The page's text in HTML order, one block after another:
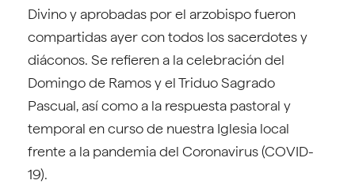
Divino y aprobadas por el arzobispo fueron
compartidas ayer con todos los sacerdotes y
diáconos. Se refieren a la celebración del
Domingo de Ramos y el Triduo Sagrado
Pascual, así como a la respuesta pastoral y
temporal en curso de nuestra Iglesia local
frente a la pandemia del Coronavirus (COVID-
19).